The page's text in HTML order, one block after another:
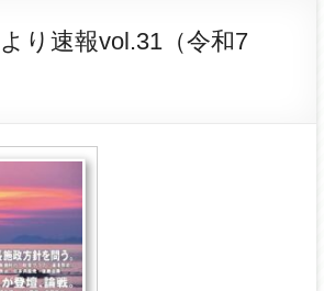
り速報vol.31（令和7